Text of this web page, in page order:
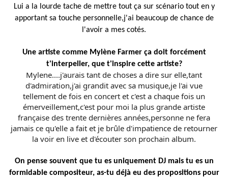
Lui a la lourde tache de mettre tout ça sur scénario tout en y
apportant sa touche personnelle,j'ai beaucoup de chance de
l'avoir a mes cotés.
Une artiste comme Mylène Farmer ça doit forcément
t'interpeller, que t'inspire cette artiste?
Mylene....j'aurais tant de choses a dire sur elle,tant
d'admiration,j'ai grandit avec sa musique,je l'ai vue
tellement de fois en concert et c'est a chaque fois un
émerveillement,c'est pour moi la plus grande artiste
française des trente dernières années,personne ne fera
jamais ce qu'elle a fait et je brûle d'impatience de retourner
la voir en live et d'écouter son prochain album.
On pense souvent que tu es uniquement DJ mais tu es un
formidable compositeur, as-tu déjà eu des propositions pour